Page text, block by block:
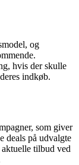
og
hvis der skulle
indkøb.
som giver
deals på udvalgte
tilbud ved